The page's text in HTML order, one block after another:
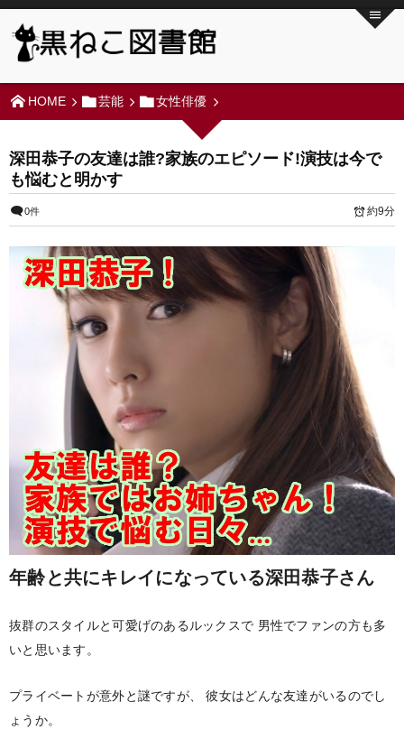
HOME 芸能 女性俳優
深田恭子の友達は誰?家族のエピソード!演技は今で
も悩むと明かす
0件 約9分
年齢と共にキレイになっている深田恭子さん
抜群のスタイルと可愛げのあるルックスで 男性でファンの方も多
いと思います。
プライベートが意外と謎ですが、
彼女はどんな友達がいるのでし
ょうか。